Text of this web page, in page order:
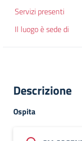
Servizi presenti
Il luogo è sede di
Descrizione
Ospita